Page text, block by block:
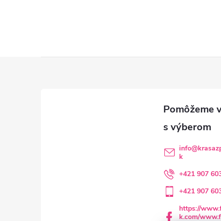
info@
k
+421 907
+421 907
https://
k.com/